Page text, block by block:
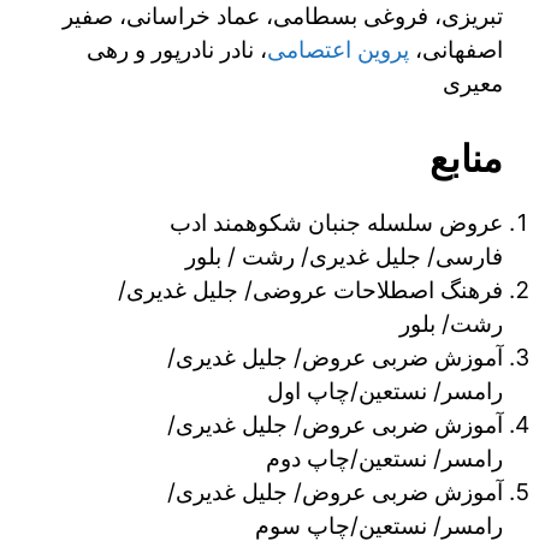
تبریزی، فروغی بسطامی، عماد خراسانی، صفیر
اصفهانی، پروین اعتصامی، نادر نادرپور و رهی
معیری
منابع
عروض سلسله جنبان شکوهمند ادب
فارسی/ جلیل غدیری/ رشت / بلور
فرهنگ اصطلاحات عروضی/ جلیل غدیری/
رشت/ بلور
آموزش ضربی عروض/ جلیل غدیری/
رامسر/ نستعین/چاپ اول
آموزش ضربی عروض/ جلیل غدیری/
رامسر/ نستعین/چاپ دوم
آموزش ضربی عروض/ جلیل غدیری/
رامسر/ نستعین/چاپ سوم